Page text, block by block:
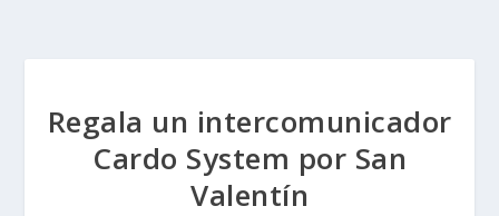
Regala un intercomunicador
Cardo System por San
Valentín